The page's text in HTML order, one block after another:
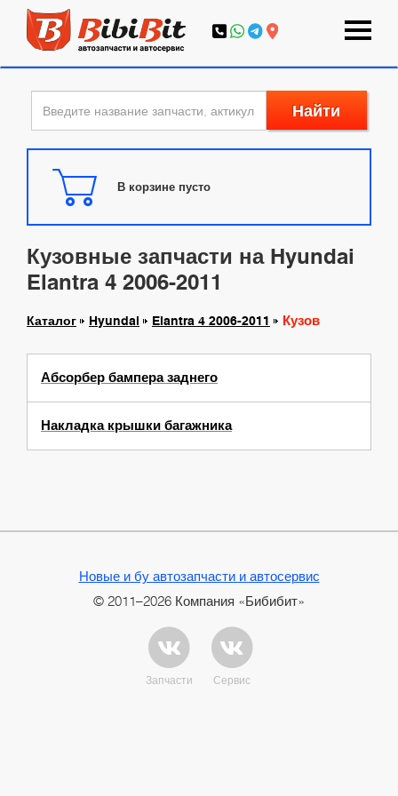
Найти
В корзине пусто
Кузовные запчасти на Hyundai
Elantra 4 2006-2011
Каталог Hyundai Elantra 4 2006-2011 Кузов
Абсорбер бампера заднего
Накладка крышки багажника
Новые и бу автозапчасти и автосервис
© 2011–2026 Компания «Бибибит»
Запчасти Сервис